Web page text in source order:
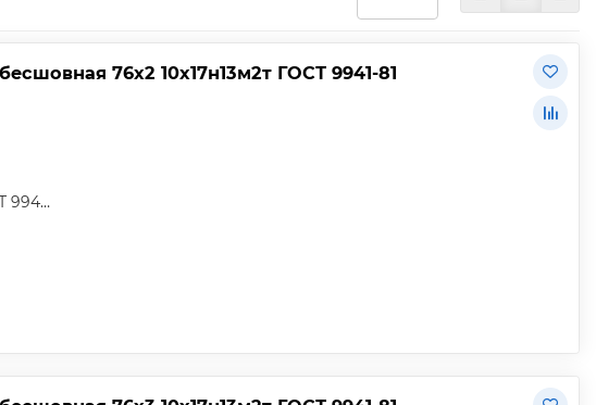
76х2 10х17н13м2т ГОСТ 9941-81
ГОСТ 9940-81, ГОСТ 9941-81, ГОСТ 24030-80, ГОСТ 10498-82